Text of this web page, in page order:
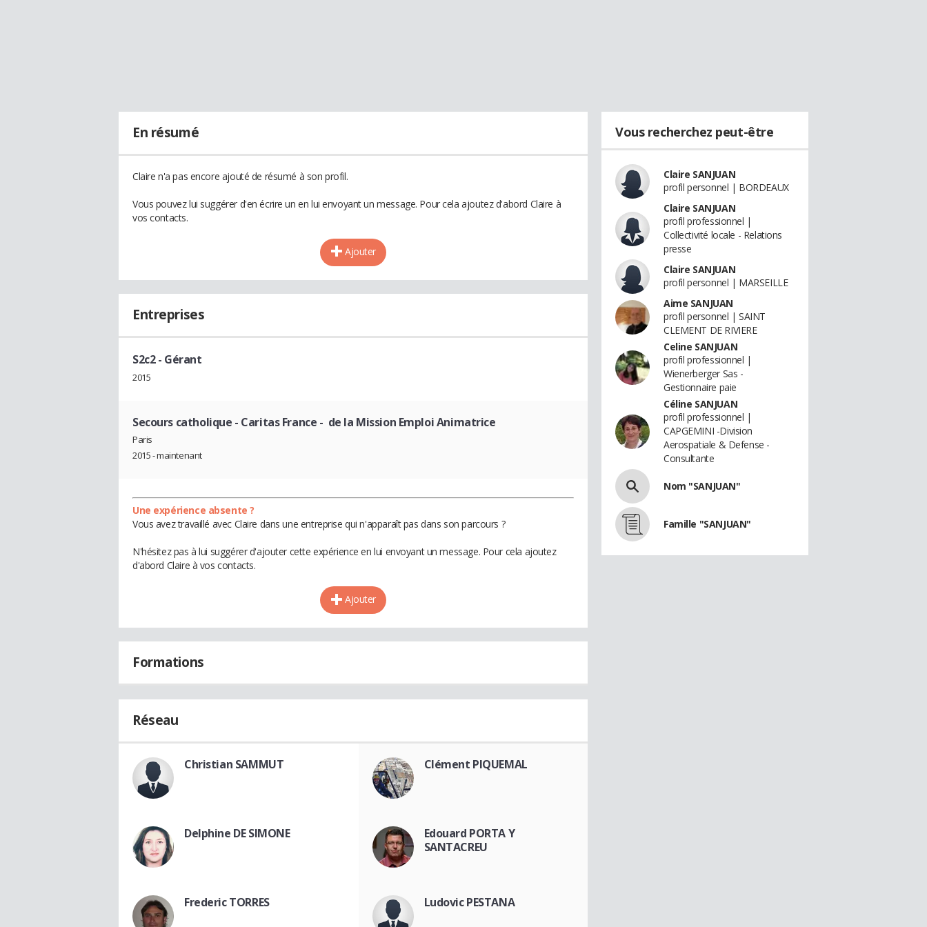
En résumé
Claire n'a pas encore ajouté de résumé à son profil.
Vous pouvez lui suggérer d'en écrire un en lui envoyant un message. Pour cela ajoutez d'abord Claire à
vos contacts.
Ajouter
Entreprises
S2c2- Gérant
2015
Secours catholique - Caritas France - de la Mission Emploi Animatrice
Paris
2015 - maintenant
Une expérience absente ?
Vous avez travaillé avec Claire dans une entreprise qui n'apparaît pas dans son parcours ?
N'hésitez pas à lui suggérer d'ajouter cette expérience en lui envoyant un message. Pour cela ajoutez
d'abord Claire à vos contacts.
Ajouter
Formations
Réseau
Christian SAMMUT Clément PIQUEMAL
Delphine DE SIMONE
Edouard PORTA Y
SANTACREU
Frederic TORRES Ludovic PESTANA
Vous recherchez peut-être
Claire SANJUAN
profil personnel | BORDEAUX
Claire SANJUAN
profil professionnel |
Collectivité locale - Relations
presse
Claire SANJUAN
profil personnel | MARSEILLE
Aime SANJUAN
profil personnel | SAINT
CLEMENT DE RIVIERE
Celine SANJUAN
profil professionnel |
Wienerberger Sas -
Gestionnaire paie
Céline SANJUAN
profil professionnel |
CAPGEMINI -Division
Aerospatiale & Defense -
Consultante
Nom "SANJUAN"
Famille "SANJUAN"